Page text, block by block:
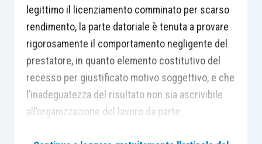
legittimo il licenziamento comminato per scarso
rendimento, la parte datoriale è tenuta a provare
rigorosamente il comportamento negligente del
prestatore, in quanto elemento costitutivo del
recesso per giustificato motivo soggettivo, e che
l’inadeguatezza del risultato non sia ascrivibile
all’organizzazione del lavoro da parte